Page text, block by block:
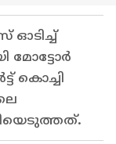
ഓടിച്ച്
മോട്ടോർ
കൊച്ചി